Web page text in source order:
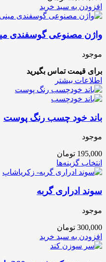
افزودن به سبد خرید
واژن مصنوعی گوسفندی
موجود
برای قیمت تماس بگیرید
اطلاعات بیشتر
باند خود چسب رنگ پوست
موجود
195,000 تومان
انتخاب گزینه‌ها
سوند ادراری گربه
موجود
300,000 تومان
افزودن به سبد خرید